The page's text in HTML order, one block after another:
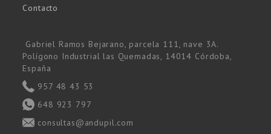
Contacto
Gabriel Ramos Bejarano, parcela 111, nave 3A.
Polígono Industrial las Quemadas, 14014 Córdoba,
España
957 48 43 53
648 923 797
consultas@andupil.com